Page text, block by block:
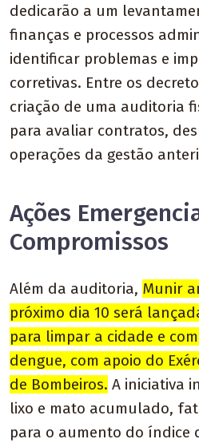
dedicarão a um
finanças e processos
identificar problemas e
corretivas. Entre os
criação de uma auditoria
para avaliar contratos,
operações da gestão
Ações
Compromissos
Além da auditoria, Munir
próximo dia 10 será
para limpar a cidade e
dengue, com apoio do
de Bombeiros. A iniciativa
lixo e mato acumulado,
para o aumento do índice